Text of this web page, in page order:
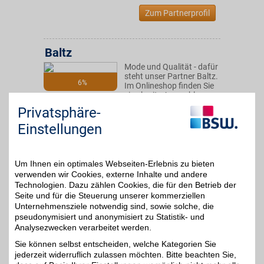
Zum Partnerprofil
6%
Baltz
Mode und Qualität - dafür
steht unser Partner Baltz.
Im Onlineshop finden Sie
eine breite Auswahl an
Damen-, Herren-, Kinder-
und Sportmode sowie
noch mit BSW-Vorteil. So
macht Einkaufen Spaß!
Zum Partnerprofil
Liberty Woman
Mode für selbstbewusste
Privatsphäre-
Einstellungen
Um Ihnen ein optimales Webseiten-Erlebnis zu bieten
verwenden wir Cookies, externe Inhalte und andere
Technologien. Dazu zählen Cookies, die für den Betrieb der
Seite und für die Steuerung unserer kommerziellen
Unternehmensziele notwendig sind, sowie solche, die
pseudonymisiert und anonymisiert zu Statistik- und
Analysezwecken verarbeitet werden.
Sie können selbst entscheiden, welche Kategorien Sie
jederzeit widerruflich zulassen möchten. Bitte beachten Sie,